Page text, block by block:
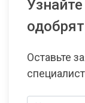
Оставьте
специалист